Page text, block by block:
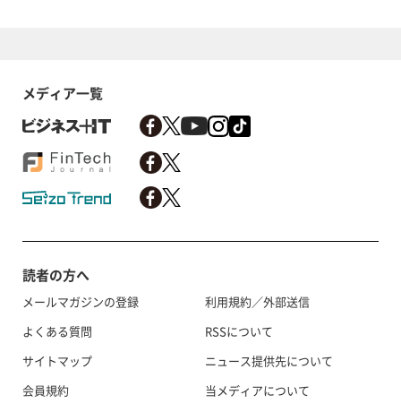
メディア一覧
読者の方へ
メールマガジンの登録
よくある質問
サイトマップ
会員規約
利用規約／外部送信
RSSについて
ニュース提供先について
当メディアについて